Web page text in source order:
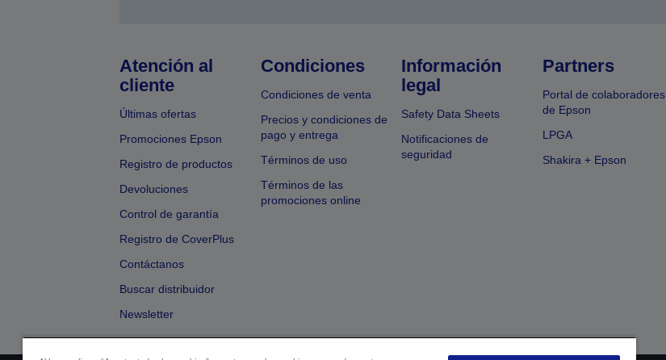
Atención al
cliente
Últimas ofertas
Promociones Epson
Registro de productos
Devoluciones
Control de garantía
Registro de CoverPlus
Contáctanos
Buscar distribuidor
Newsletter
Condiciones
Condiciones de venta
Precios y condiciones de
pago y entrega
Términos de uso
Términos de las
promociones online
Información
legal
Safety Data Sheets
Notificaciones de
seguridad
Partners
Portal de colaboradores
de Epson
LPGA
Shakira + Epson